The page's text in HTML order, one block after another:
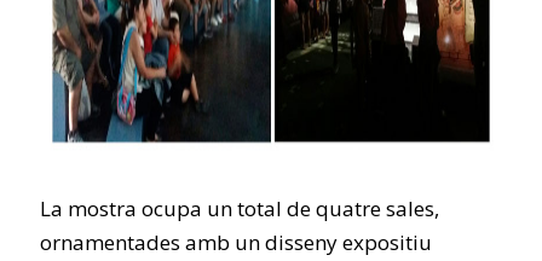
La mostra ocupa un total de quatre sales,
ornamentades amb un disseny expositiu